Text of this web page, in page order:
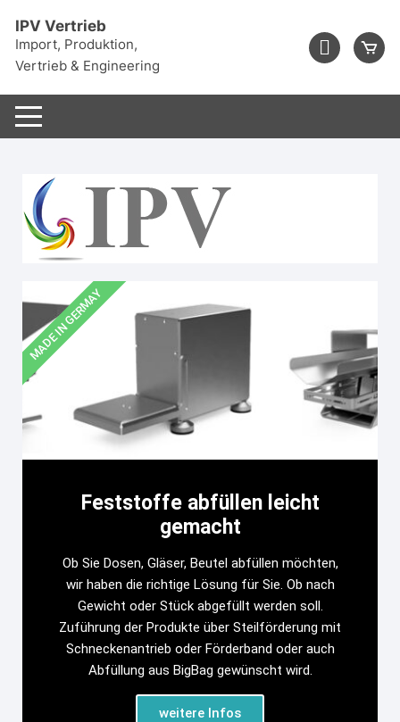
IPV Vertrieb
Import, Produktion,
Vertrieb & Engineering
Feststoffe abfüllen leicht
gemacht
Ob Sie Dosen, Gläser, Beutel abfüllen möchten,
wir haben die richtige Lösung für Sie. Ob nach
Gewicht oder Stück abgefüllt werden soll.
Zuführung der Produkte über Steilförderung mit
Schneckenantrieb oder Förderband oder auch
Abfüllung aus BigBag gewünscht wird.
weitere Infos
MADE IN GERMAY